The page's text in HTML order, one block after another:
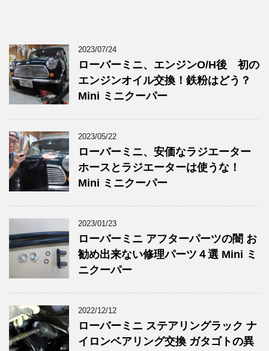
2023/07/24
ローバーミニ、エンジンO/H後 初の
エンジンオイル交換！鉄粉はどう？
Mini ミニクーパー
2023/05/22
ローバーミニ、安価なラジエーター
ホースとラジエーターは使うな！
Mini ミニクーパー
2023/01/23
ローバーミニ アフターパーツの闇 お
勧め出来ない修理パーツ４選 Mini ミ
ニクーパー
2022/12/12
ローバーミニ ステアリングラック ナ
イロンベアリング交換 ガタゴトの異